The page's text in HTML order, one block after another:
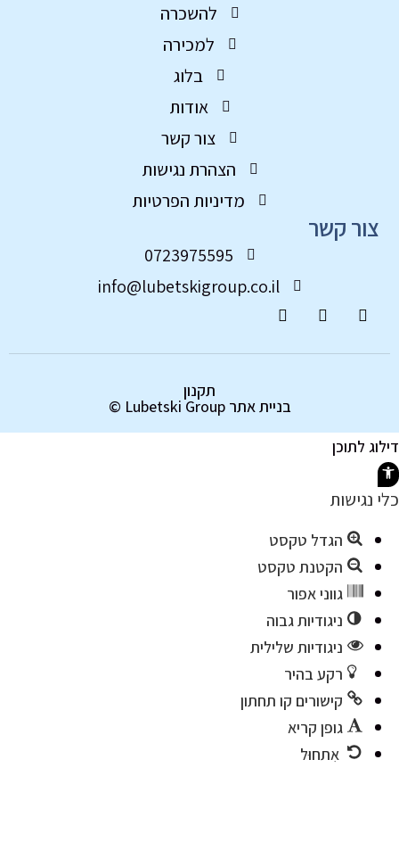
להשכרה
למכירה
בלוג
אודות
צור קשר
הצהרת נגישות
מדיניות הפרטיות
קשר
0723975595
info@lubetskigroup.co.il
בניית אתרLubetski Group ©
תקנון
לתוכן
הגדל טקסט
הקטנת טקסט
גווני אפור
ניגודיות גבוה
ניגודיות שלילית
רקע בהיר
קישורים קו תחתון
גופן קריא